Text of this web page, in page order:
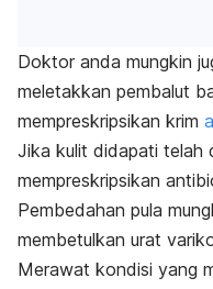
Doktor anda mungkin
meletakkan pembalut
mempreskripsikan krim
Jika kulit didapati telah
mempreskripsikan
Pembedahan pula
membetulkan urat
Merawat kondisi yang